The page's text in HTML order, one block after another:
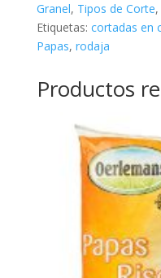
Granel, Tipos de Corte,
Etiquetas: cortadas en
Papas, rodaja
Productos